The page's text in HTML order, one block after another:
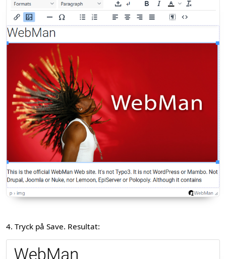
4. Tryck på Save. Resultat: